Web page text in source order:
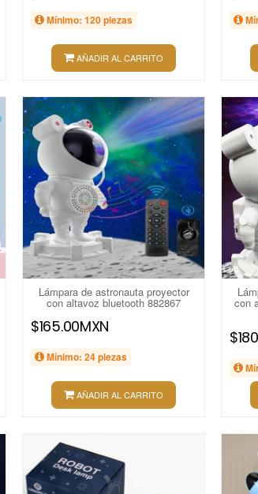
Mínimo: 120 piezas
AÑADIR AL CARRITO
Lámpara de astronauta proyector
con altavoz bluetooth 882867
$165.00MXN
Mínimo: 24 piezas
AÑADIR AL CARRITO
con